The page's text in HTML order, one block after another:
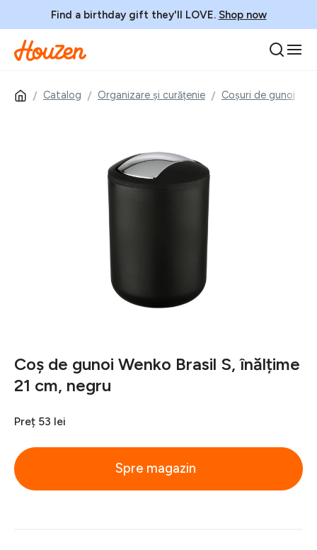
Find a birthday gift they'll LOVE. Shop now
Catalog Organizare și curățenie Coșuri de gunoi
Coș de gunoi Wenko Brasil S, înălțime
21 cm, negru
Preț 53 lei
Spre magazin